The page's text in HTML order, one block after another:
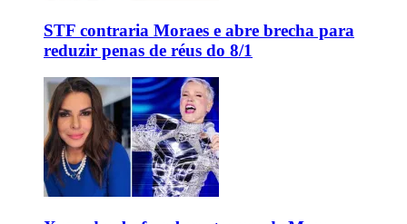
STF contraria Moraes e abre brecha para
reduzir penas de réus do 8/1